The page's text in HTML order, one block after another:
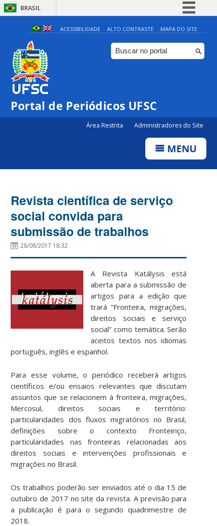
BRASIL
Simplifique!
Comunica BR
Participe
Canais
ACESSIBILIDADE ALTO CONTRASTE MAPA DO SITE
Portal de Periódicos UFSC
Área Restrita Administradores do Site
MENU
Revista científica de serviço
social convida para
submissão de trabalhos
28/08/2017 18:32
A Revista Katálysis está
aberta para a submissão de
artigos para a edição que
trará “Fronteira, migrações,
direitos sociais e serviço
social” como temática. Serão
aceitos textos nos idiomas
português, inglês e espanhol.
Para esse volume, o periódico receberá artigos
científicos e/ou ensaios relevantes que discutam
assuntos que se relacionem à fronteira, migrações,
Mercosul, direitos sociais e território:
particularidades dos fluxos migratórios no Brasil,
definições sobre o contexto Fronteiriço,
particularidades nas fronteiras relacionadas aos
direitos sociais e intervenções profissionais e
migrações no Brasil.
Os trabalhos poderão ser enviados até o dia 15 de
outubro de 2017 no site da revista. A previsão para
a publicação é para o segundo quadrimestre de
2018.